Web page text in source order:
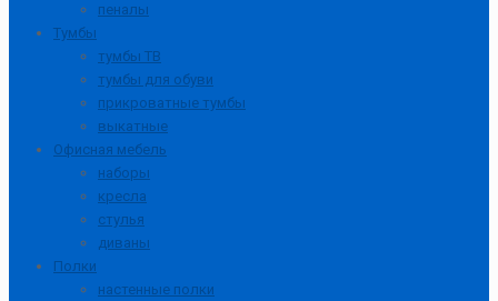
пеналы
Тумбы
тумбы ТВ
тумбы для обуви
прикроватные тумбы
выкатные
Офисная мебель
наборы
кресла
стулья
диваны
Полки
настенные полки